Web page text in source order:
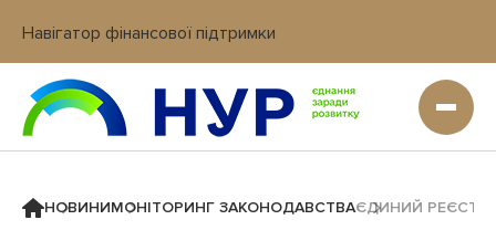
Навігатор фінансової підтримки
Вхід в кабінет IT платформи
НОВИНИМОНІТОРИНГ ЗАКОНОДАВСТВАЄДИНИЙ РЕЄСТР